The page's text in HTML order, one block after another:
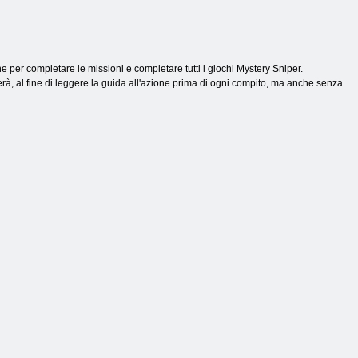
completare le missioni e completare tutti i giochi Mystery Sniper.
al fine di leggere la guida all'azione prima di ogni compito, ma anche senza